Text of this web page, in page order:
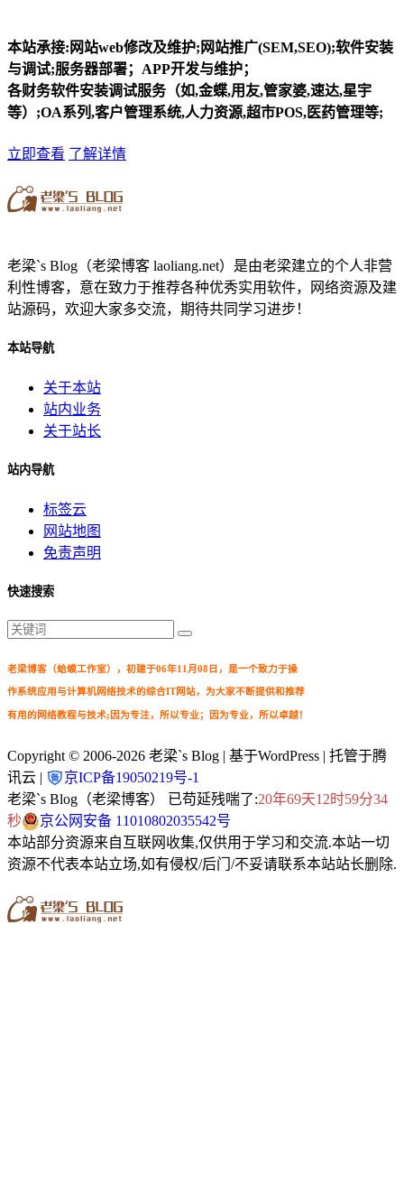
本站承接:网站web修改及维护;网站推广(SEM,SEO);软件安装
与调试;服务器部署；APP开发与维护；
各财务软件安装调试服务（如,金蝶,用友,管家婆,速达,星宇
等）;OA系列,客户管理系统,人力资源,超市POS,医药管理等;
立即查看 了解详情
老梁`s Blog（老梁博客 laoliang.net）是由老梁建立的个人非营
利性博客，意在致力于推荐各种优秀实用软件，网络资源及建
站源码，欢迎大家多交流，期待共同学习进步！
本站导航
关于本站
站内业务
关于站长
站内导航
标签云
网站地图
免责声明
快速搜索
老梁博客（蛤蟆工作室），初建于06年11月08日，是一个致力于操
作系统应用与计算机网络技术的综合IT网站，为大家不断提供和推荐
有用的网络教程与技术;因为专注，所以专业；因为专业，所以卓越！
Copyright © 2006-2026 老梁`s Blog | 基于WordPress | 托管于腾
讯云 |
京ICP备19050219号-1
老梁`s Blog（老梁博客） 已苟延残喘了:20年69天12时59分35
秒
京公网安备 11010802035542号
本站部分资源来自互联网收集,仅供用于学习和交流.本站一切
资源不代表本站立场,如有侵权/后门/不妥请联系本站站长删除.